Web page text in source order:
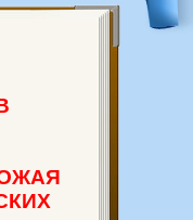
ГОРОДУ -